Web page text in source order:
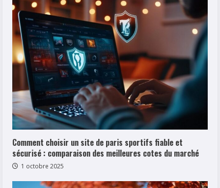
Comment choisir un site de paris sportifs fiable et
sécurisé : comparaison des meilleures cotes du marché
1 octobre 2025